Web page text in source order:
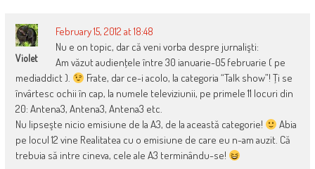
Violet
February 15, 2012 at 18:48
Nu e on topic, dar că veni vorba despre jurnalişti:
Am văzut audienţele între 30 ianuarie-05 februarie ( pe
mediaddict ).
Frate, dar ce-i acolo, la categoria “Talk show”! Ţi se
învârtesc ochii în cap, la numele televiziunii, pe primele 11 locuri din
20: Antena3, Antena3, Antena3 etc.
Nu lipseşte nicio emisiune de la A3, de la această categorie!
Abia
pe locul 12 vine Realitatea cu o emisiune de care eu n-am auzit. Că
trebuia să intre cineva, cele ale A3 terminându-se!